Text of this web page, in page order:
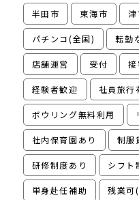
半田市 東海市
パチンコ(全国) 転勤
店舗運営 受付 接
経験者歓迎 社員旅行
ボウリング無料利用
社内保育園あり 制服
研修制度あり シフト
単身赴任補助 残業